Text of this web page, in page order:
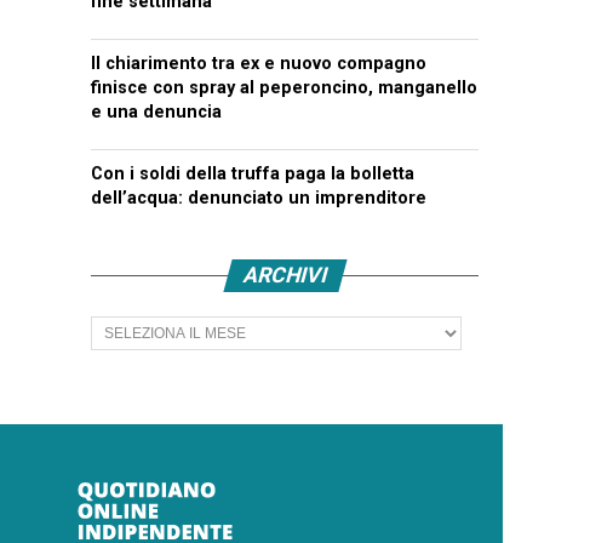
Il chiarimento tra ex e nuovo compagno
finisce con spray al peperoncino, manganello
e una denuncia
Con i soldi della truffa paga la bolletta
dell’acqua: denunciato un imprenditore
ARCHIVI
Archivi